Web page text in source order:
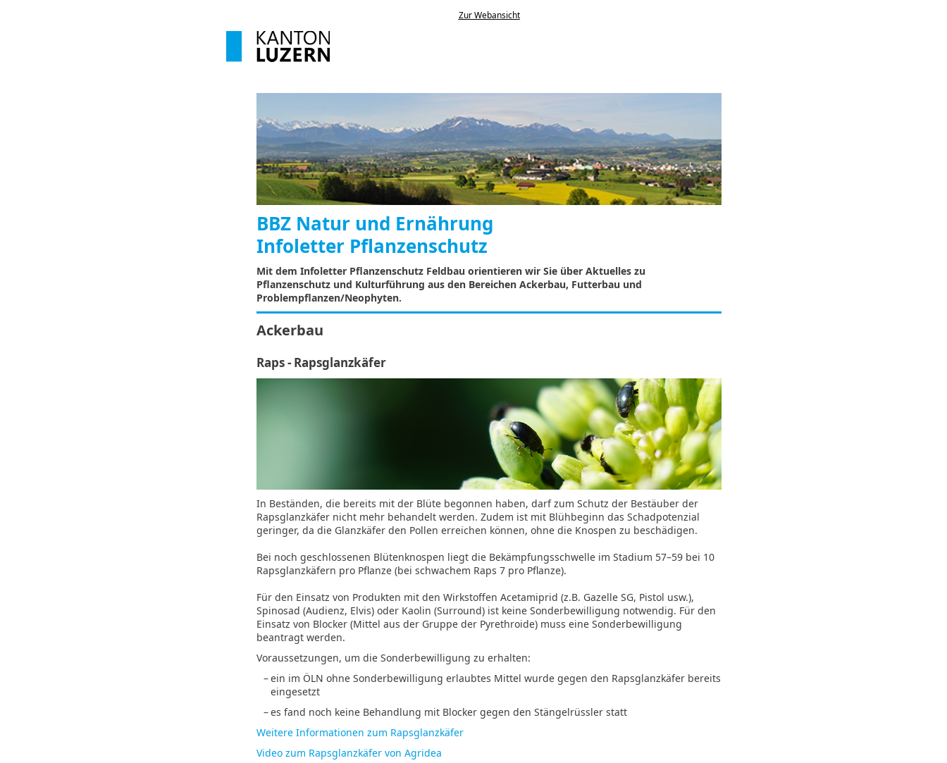
Zur Webansicht
BBZ Natur und Ernährung
Infoletter Pflanzenschutz
Mit dem Infoletter Pflanzenschutz Feldbau orientieren wir Sie über Aktuelles zu
Pflanzenschutz und Kulturführung aus den Bereichen Ackerbau, Futterbau und
Problempflanzen/Neophyten.
Ackerbau
Raps - Rapsglanzkäfer
In Beständen, die bereits mit der Blüte begonnen haben, darf zum Schutz der Bestäuber der
Rapsglanzkäfer nicht mehr behandelt werden. Zudem ist mit Blühbeginn das Schadpotenzial
geringer, da die Glanzkäfer den Pollen erreichen können, ohne die Knospen zu beschädigen.
Bei noch geschlossenen Blütenknospen liegt die Bekämpfungsschwelle im Stadium 57–59 bei 10
Rapsglanzkäfern pro Pflanze (bei schwachem Raps 7 pro Pflanze).
Für den Einsatz von Produkten mit den Wirkstoffen Acetamiprid (z.B. Gazelle SG, Pistol usw.),
Spinosad (Audienz, Elvis) oder Kaolin (Surround) ist keine Sonderbewilligung notwendig. Für den
Einsatz von Blocker (Mittel aus der Gruppe der Pyrethroide) muss eine Sonderbewilligung
beantragt werden.
Voraussetzungen, um die Sonderbewilligung zu erhalten:
–ein im ÖLN ohne Sonderbewilligung erlaubtes Mittel wurde gegen den Rapsglanzkäfer bereits
eingesetzt
–es fand noch keine Behandlung mit Blocker gegen den Stängelrüssler statt
Weitere Informationen zum Rapsglanzkäfer
Video zum Rapsglanzkäfer von Agridea